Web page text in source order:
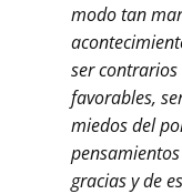
modo tan
ser
favorables,
miedos del
gracias y de